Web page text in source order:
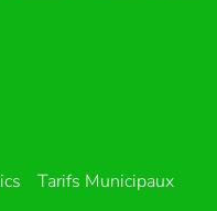
Tarifs Municipaux